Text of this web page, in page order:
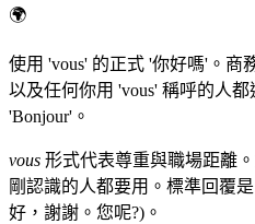
🌍
使用 'vous' 的正式 '你好嗎'。商
以及任何你用 'vous' 稱呼的人
'Bonjour'。
vous 形式代表尊重與職場距離
剛認識的人都要用。標準回覆是
好，謝謝。您呢?)。